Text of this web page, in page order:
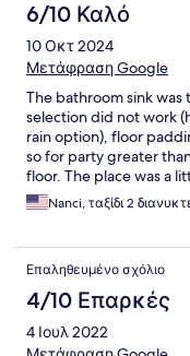
6/10 Καλό
10 Οκτ 2024
Μετάφραση Google
The bathroom sink was
selection did not work
rain option), floor
so for party greater
floor. The place was a
nice and the living area
Nanci, ταξίδι 2
Επαληθευμένο σχόλιο
4/10 Επαρκές
4 Ιουλ 2022